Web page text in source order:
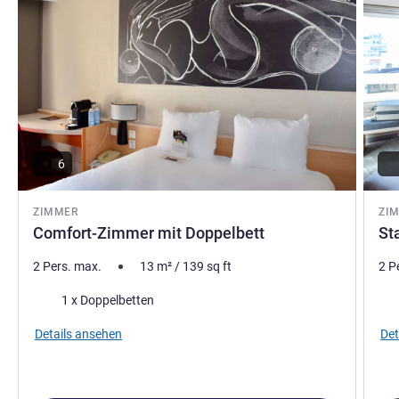
SYLVIE ROMA, Hotel Direktion
ZIMMER
Comfort-Zimmer mit Doppelbett
6
2 Pers. max. 13 m²/ 139 sq ft
Bettwäsche
1 x Doppelbetten
Details ansehen
2